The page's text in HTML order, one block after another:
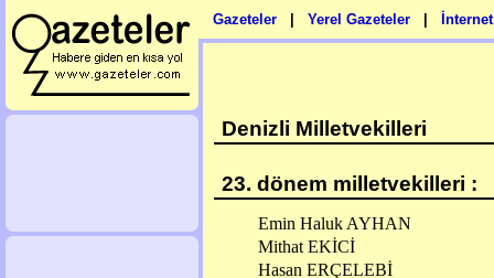
Gazeteler Yerel Gazeteler
Denizli Milletvekilleri
23. dönem milletvekilleri :
Emin Haluk AYHAN
Mithat EKİCİ
Hasan ERÇELEBİ